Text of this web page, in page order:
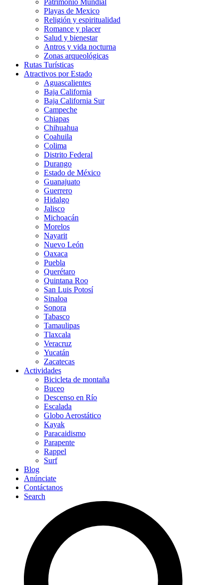
Patrimonio Mundial
Playas de Mexico
Religión y espiritualidad
Romance y placer
Salud y bienestar
Antros y vida nocturna
Zonas arqueológicas
Rutas Turísticas
Atractivos por Estado
Aguascalientes
Baja California
Baja California Sur
Campeche
Chiapas
Chihuahua
Coahuila
Colima
Distrito Federal
Durango
Estado de México
Guanajuato
Guerrero
Hidalgo
Jalisco
Michoacán
Morelos
Nayarit
Nuevo León
Oaxaca
Puebla
Querétaro
Quintana Roo
San Luis Potosí
Sinaloa
Sonora
Tabasco
Tamaulipas
Tlaxcala
Veracruz
Yucatán
Zacatecas
Actividades
Bicicleta de montaña
Buceo
Descenso en Río
Escalada
Globo Aerostático
Kayak
Paracaidismo
Parapente
Rappel
Surf
Blog
Anúnciate
Contáctanos
Search